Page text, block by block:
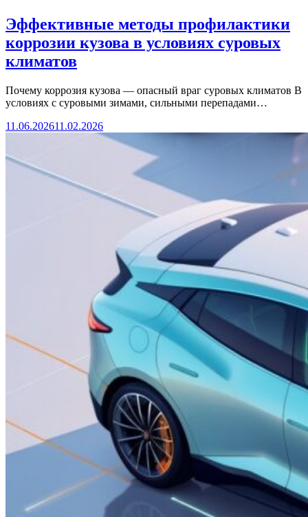
Эффективные методы профилактики
коррозии кузова в условиях суровых
климатов
Почему коррозия кузова — опасный враг суровых климатов В
условиях с суровыми зимами, сильными перепадами…
11.06.202611.02.2026